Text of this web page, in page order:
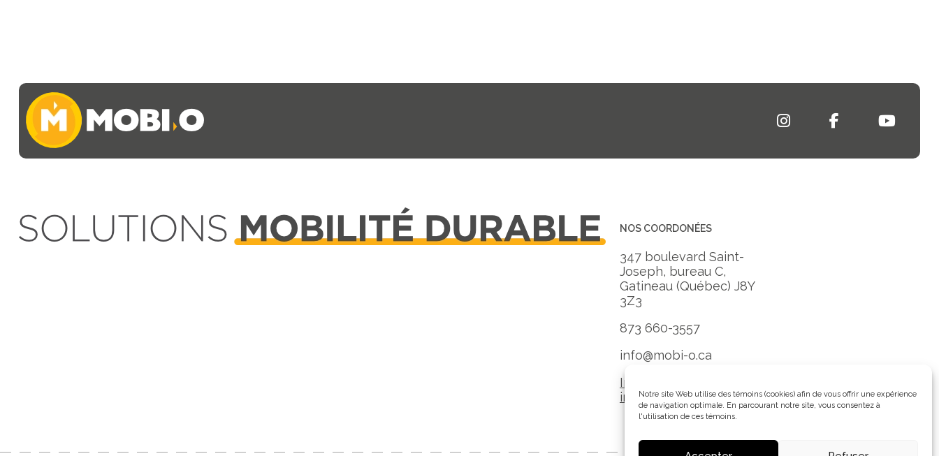
Notre site Web utilise des témoins (cookies) afin de vous offrir une expérience
de navigation optimale. En parcourant notre site, vous consentez à
l'utilisation de ces témoins.
NOS COORDONÉES
347 boulevard Saint-
Joseph, bureau C,
Gatineau (Québec) J8Y
3Z3
873 660-3557
info@mobi-o.ca
Inscrivez-vous à notre
infolettre